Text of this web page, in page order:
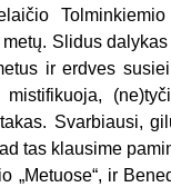
Slidus
ir erdves
Svarbiausi,
tas klausime
„Metuose“, ir